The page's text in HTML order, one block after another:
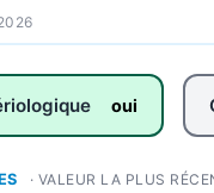
oui
· VALEUR LA PLUS